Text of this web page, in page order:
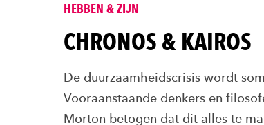
HEBBEN & ZIJN
CHRONOS & KAIROS
De duurzaamheidscrisis wordt
Vooraanstaande denkers en
Morton betogen dat dit alles te